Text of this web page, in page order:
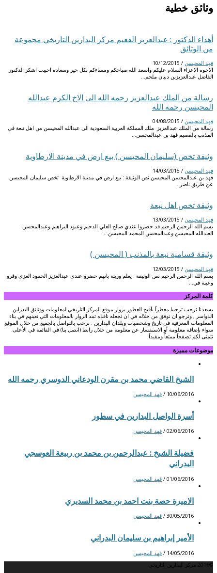
وثائق خطية
أهداء الدكتور : عبدالعزيز الفعيم مركز البدارين التاريخي مجموعة
من الوثائق
فهد المحيسن /
10/12/2015
الاخوه الاعزاء السلام عليكم واسعد الله صباحكم ومساءكم بكل خير وسعاده احببت اشكر الدكتور
الفاضل عبدالعزيزبن دبيان ملحم…
رسالة من الملك عبدالعزيز رحمه الله الى الاخ الكرم عبدالله
المحيسن رحمه الله
فهد المحيسن /
04/08/2015
رسالة من الملك عبدالعزيز ملك المملكة العربية السعودية الى عبدالله المحيسن من اهل نبعة في
المذنب بالقصيم فهد بن عبدالمحسن…
وثيقة تخص (سليمان المحيسن ) بيع ارض في مدينة الارطاوية
فهد المحيسن /
14/03/2015
فهد بن عبدالمحسن المحيسن نص الوثيقة : بيع ارض في مدينة الارطاوية تخص سليمان المحيسن
عن طريق ناصر…
وثيقة تخص اهل نبعة
فهد المحيسن /
13/03/2015
بسم الله الرحمن الرحيم قد حضروا عندي صالح العلي الدحيم وعبود البراهيم وعبدالمحسن
العبدالله المحيسن وعبدالمحسن المحمد المحيسن…
وثيقة قسامية نبعة بالمذنب ( المحيسن )
فهد المحيسن /
12/03/2015
بسم الله الرحمن الرحيم نص الوثيقة : يعلم وريثة بانهم حضرو عندي عبدالعزيز الحمود الغزي وقرو
وعينة في…
كلمة المركز
يسعدنا نرحب ترحيبا معطراً بأفيح العطور بزوار موقع المركز التاريخي لمعلومات ووثائق البدراين
الدواسر , ونرجو ان نوفق من خلاله في ان نجعله نافذه تمد الزوار بالمعلومات التي تعينهم في بناء
المعلومات المعرفية في تاريخ وشخصيات وبلدان البدارين . نرحب بالتواصل بالجميع من خلال الموقع
سواء بإضافة معلومة أو الاستفسار عن معلومة من خلال رابط (اتصل بنا) في القائمة في الأعلى.
نتمنى لكم تصفحاً ممتعاً ومفيداً
موضوعات مميزة
الشيخ القاضي محمد بن مقرن الودعاني الدوسري رحمه الله
10/06/2016
/ فهد المحيسن
أسرة الواصل البدارين في سطور
02/06/2016
/ فهد المحيسن
فضيلة الشيخ : عبدالرحمن بن محمد بن ربيعة العوسجي
البدراني
01/06/2016
/ فهد المحيسن
الاميرة حصة بنت احمد بن محمد السديري
30/05/2016
/ فهد المحيسن
الأمير إبراهيم بن سليمان البدراني
14/05/2016
/ فهد المحيسن
©2016 مركز البدارين التاريخي